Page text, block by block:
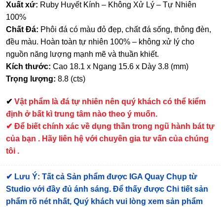
Xuất xứ: Ruby Huyết Kính – Không Xử Lý – Tự Nhiên
100%
Chất Đá: Phôi đá có màu đỏ đẹp, chất đá sống, thông đèn,
đều màu. Hoàn toàn tự nhiên 100% – không xử lý cho
nguồn năng lượng mạnh mẽ và thuần khiết.
Kích thước: Cao 18.1 x Ngang 15.6 x Dày 3.8 (mm)
Trọng lượng: 8.8 (cts)
✔ Vật phẩm là đá tự nhiên nên quý khách có thể kiểm
định ở bất kì trung tâm nào theo ý muốn.
✔ Để biết chính xác về dụng thần trong ngũ hành bát tự
của bạn . Hãy liên hệ với chuyên gia tư vấn của chúng
tôi .
✔ Lưu Ý: Tất cả Sản phẩm được IGA Quay Chụp từ
Studio với đầy đủ ánh sáng. Để thấy được Chi tiết sản
phẩm rõ nét nhất, Quý khách vui lòng xem sản phẩm